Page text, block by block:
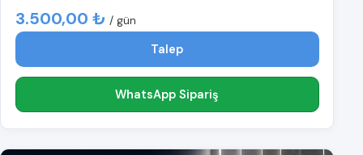
3.500,00 ₺ / gün
Talep
WhatsApp Sipariş